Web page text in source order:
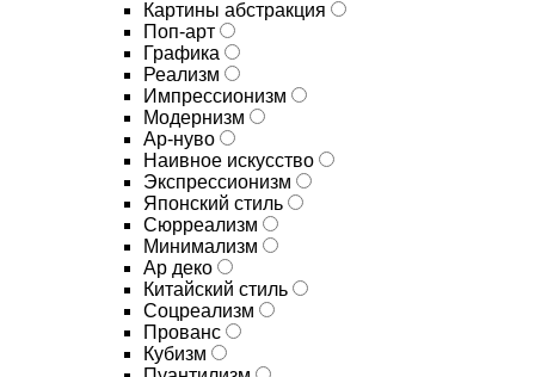
Картины абстракция
Поп-арт
Графика
Реализм
Импрессионизм
Модернизм
Ар-нуво
Наивное искусство
Экспрессионизм
Японский стиль
Сюрреализм
Минимализм
Ар деко
Китайский стиль
Соцреализм
Прованс
Кубизм